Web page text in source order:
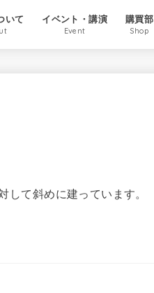
いて
イベント・講演
Event
購買部
Shop
て斜めに建っています。